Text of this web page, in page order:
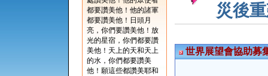
都要讚美他！他的諸軍
都要讚美他！日頭月
亮，你們要讚美他！放
光的星宿，你們都要讚
美他！天上的天和天上
的水，你們都要讚美
他！願這些都讚美耶和
災後
世界展望會協助募